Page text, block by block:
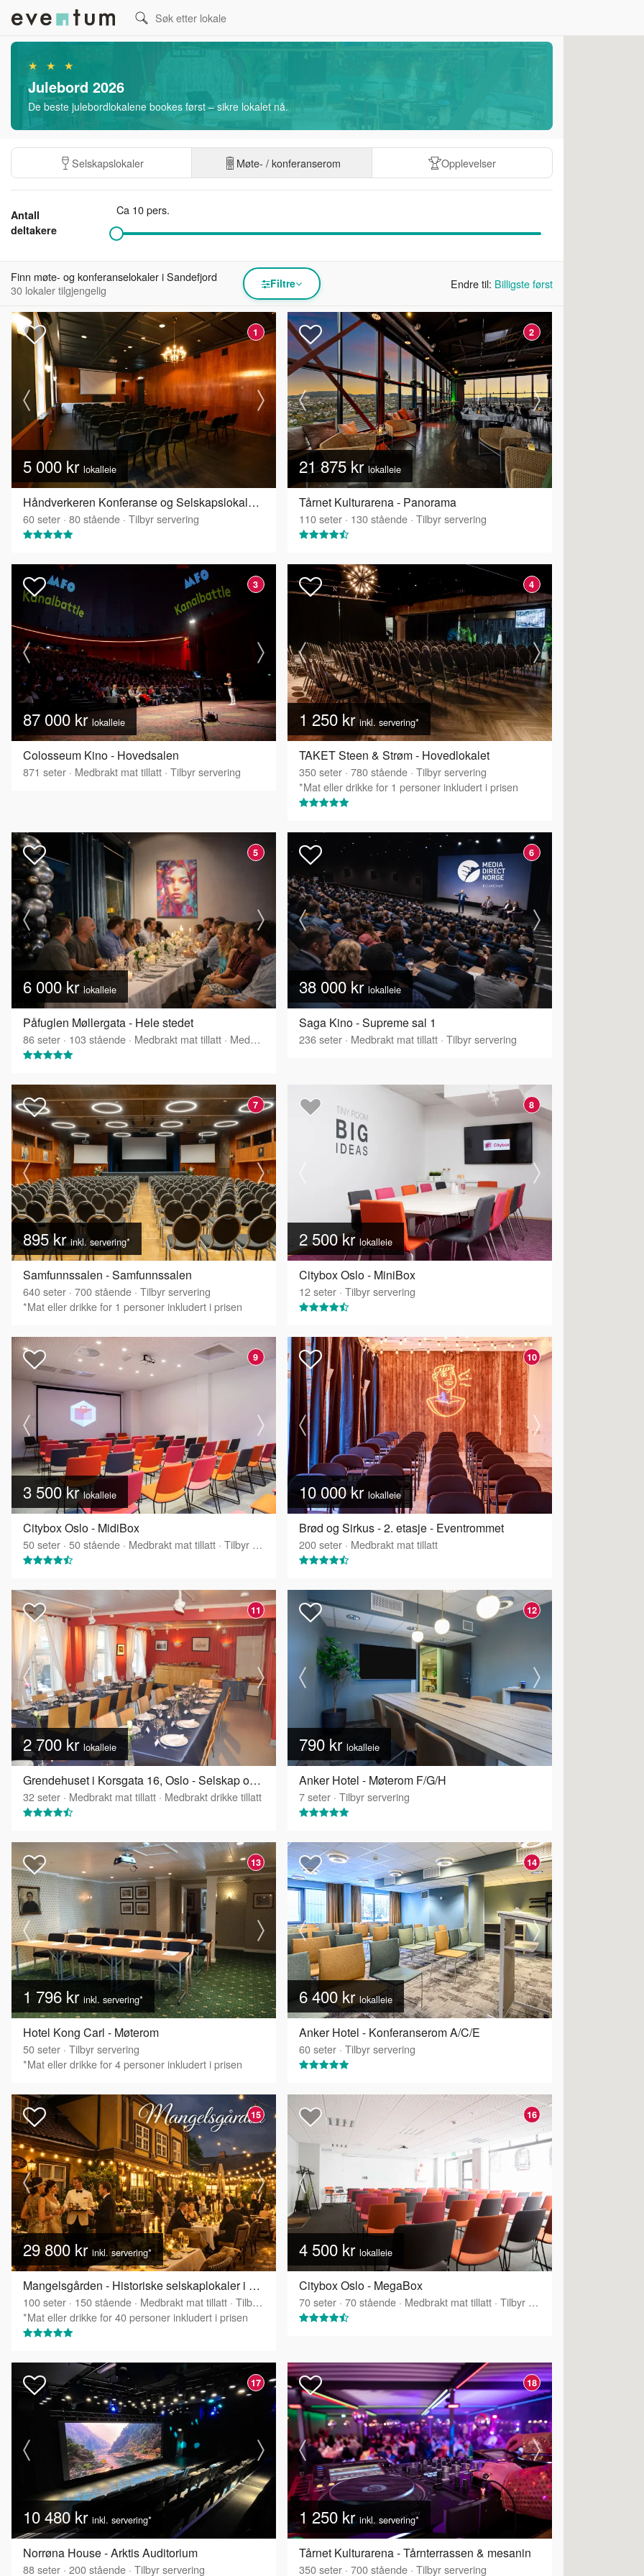
★ ★ ★
Julebord 2026
De beste julebordlokalene bookes først – sikre lokalet nå.
Selskapslokaler Møte- / konferanserom Opplevelser
Antall
deltakere
Ca 10 pers.
Finn møte- og konferanselokaler i Sandefjord
30 lokaler tilgjengelig
Filtre Endre til: Billigste først
1
5 000 kr lokalleie
Håndverkeren Konferanse og Selskapslokaler - Industrisalen
60seter · 80stående · Tilbyr servering
2
21 875 krlokalleie
Tårnet Kulturarena - Panorama
110seter · 130stående · Tilbyr servering
3
87 000 krlokalleie
Colosseum Kino - Hovedsalen
871 seter · Medbrakt mat tillatt · Tilbyr servering
4
1 250 krinkl. servering*
TAKET Steen & Strøm - Hovedlokalet
350seter · 780stående · Tilbyr servering
*Mat eller drikke for 1 personer inkludert i prisen
5
6 000 krlokalleie
Påfuglen Møllergata - Hele stedet
86seter · 103 stående · Medbrakt mat tillatt · Medbrakt drikke tillatt ·Tilbyr servering
6
38 000 krlokalleie
Saga Kino - Supreme sal 1
236seter · Medbrakt mat tillatt · Tilbyr servering
7
895 krinkl. servering*
Samfunnssalen - Samfunnssalen
640seter · 700stående · Tilbyr servering
*Mat eller drikke for 1 personer inkludert i prisen
8
2 500 kr lokalleie
Citybox Oslo - MiniBox
12seter · Tilbyr servering
9
3 500 krlokalleie
Citybox Oslo - MidiBox
50seter · 50stående · Medbrakt mat tillatt · Tilbyr servering
10
10 000 kr lokalleie
Brød og Sirkus - 2. etasje - Eventrommet
200seter · Medbrakt mat tillatt
11
2 700 kr lokalleie
Grendehuset i Korsgata 16, Oslo - Selskap og konferanselokale
32seter · Medbrakt mat tillatt · Medbrakt drikke tillatt
12
790 kr lokalleie
Anker Hotel - Møterom F/G/H
7seter · Tilbyr servering
13
1 796 kr inkl. servering*
Hotel Kong Carl - Møterom
50seter · Tilbyr servering
*Mat eller drikke for 4 personer inkludert i prisen
14
6 400 kr lokalleie
Anker Hotel - Konferanserom A/C/E
60seter · Tilbyr servering
15
29 800 kr inkl. servering*
Mangelsgården - Historiske selskaplokaler i Oslo sentrum
100seter · 150stående · Medbrakt mat tillatt · Tilbyr servering
*Mat eller drikke for 40 personer inkludert i prisen
16
4 500 kr lokalleie
Citybox Oslo - MegaBox
70seter · 70stående · Medbrakt mat tillatt · Tilbyr servering
17
10 480 kr inkl. servering*
Norrøna House - Arktis Auditorium
88seter · 200stående · Tilbyr servering
18
1 250 kr inkl. servering*
Tårnet Kulturarena - Tårnterrassen & mesanin
350seter · 700stående · Tilbyr servering